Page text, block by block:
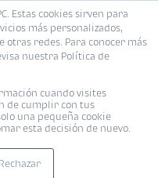
Estas cookies sirven para
más personalizados,
otras redes. Para conocer más
nuestra Política de
cuando visites
de cumplir con tus
una pequeña cookie
esta decisión de nuevo.
Rechazar